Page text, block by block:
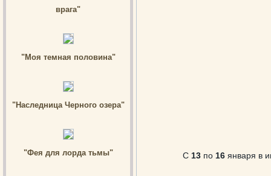
врага"
"Моя темная половина"
"Наследница Черного озера"
"Фея для лорда тьмы" С 13 по 16 января в